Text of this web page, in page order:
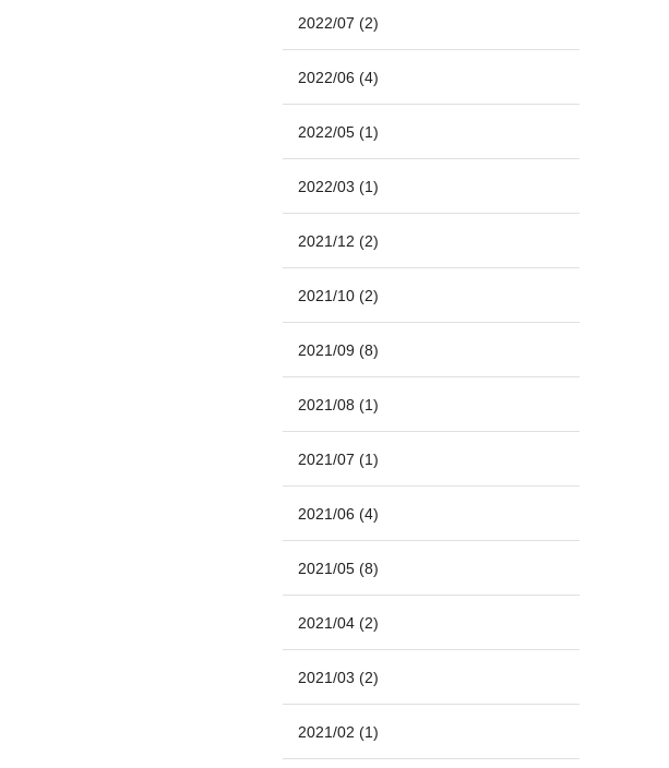
2022/07 (2)
2022/06 (4)
2022/05 (1)
2022/03 (1)
2021/12 (2)
2021/10 (2)
2021/09 (8)
2021/08 (1)
2021/07 (1)
2021/06 (4)
2021/05 (8)
2021/04 (2)
2021/03 (2)
2021/02 (1)